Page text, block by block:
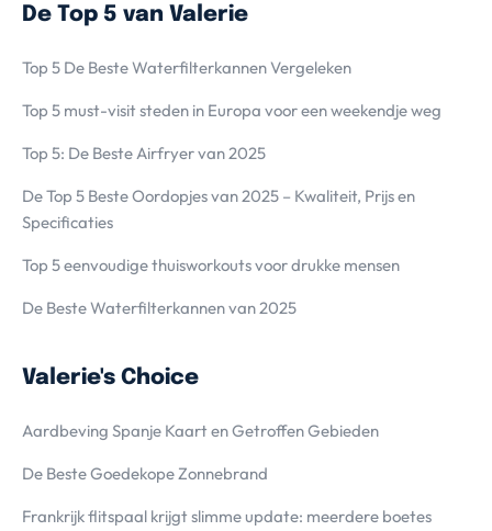
De Top 5 van Valerie
Top 5 De Beste Waterfilterkannen Vergeleken
Top 5 must-visit steden in Europa voor een weekendje weg
Top 5: De Beste Airfryer van 2025
De Top 5 Beste Oordopjes van 2025 – Kwaliteit, Prijs en
Specificaties
Top 5 eenvoudige thuisworkouts voor drukke mensen
De Beste Waterfilterkannen van 2025
Valerie's Choice
Aardbeving Spanje Kaart en Getroffen Gebieden
De Beste Goedekope Zonnebrand
Frankrijk flitspaal krijgt slimme update: meerdere boetes